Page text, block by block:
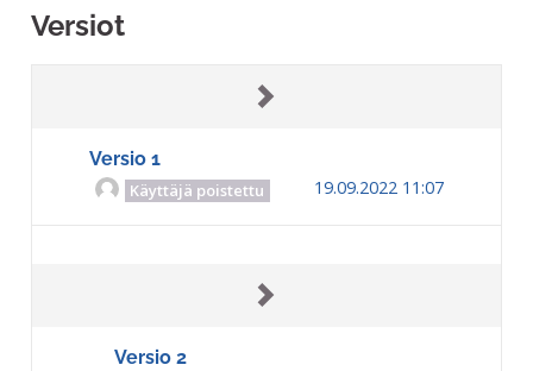
Versiot
Versio 1
Käyttäjä poistettu 19.09.2022 11:07
Versio 2